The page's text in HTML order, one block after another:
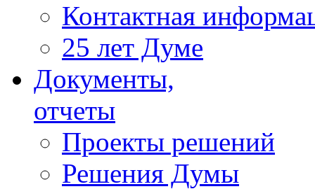
Контактная
25 лет Думе
Документы,
отчеты
Проекты решений
Решения Думы